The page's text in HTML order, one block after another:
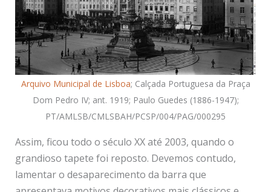
Arquivo Municipal de Lisboa; Calçada Portuguesa da Praça
Dom Pedro IV; ant. 1919; Paulo Guedes (1886-1947);
PT/AMLSB/CMLSBAH/PCSP/004/PAG/000295
Assim, ficou todo o século XX até 2003, quando o
grandioso tapete foi reposto. Devemos contudo,
lamentar o desaparecimento da barra que